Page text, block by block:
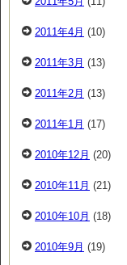
2011年4月 (10)
2011年3月 (13)
2011年2月 (13)
2011年1月 (17)
2010年12月 (20)
2010年11月 (21)
2010年10月 (18)
2010年9月 (19)